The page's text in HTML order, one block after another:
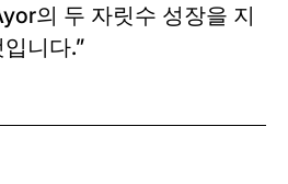
의 두 자릿수 성장을 지
니다.”